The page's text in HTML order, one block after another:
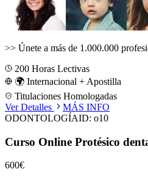
>> Únete a más de 1.000.000
200 Horas Lectivas
🌍 Internacional + Apostilla
Titulaciones Homologadas
Ver Detalles
MÁS INFO
ODONTOLOGÍAID: o10
Curso Online Protésico
600€